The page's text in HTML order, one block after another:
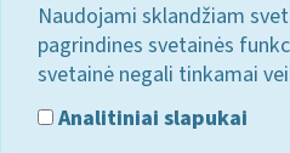
Naudojami sklandžiam
pagrindines svetainės
svetainė negali tinkamai
Analitiniai slapukai